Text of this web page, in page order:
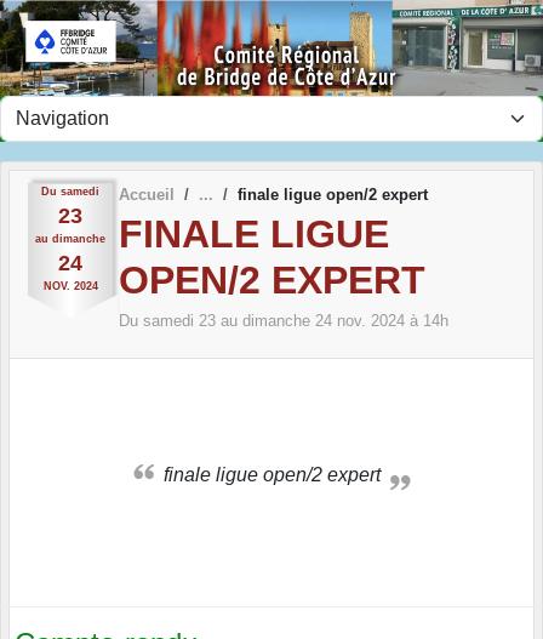
Du samedi
23
au dimanche
24
NOV. 2024
Accueil finale ligue open/2 expert
FINALE LIGUE
OPEN/2 EXPERT
Du samedi 23 au dimanche 24 nov. 2024 à 14h
finale ligue open/2 expert
Panneau de gestion des cookies